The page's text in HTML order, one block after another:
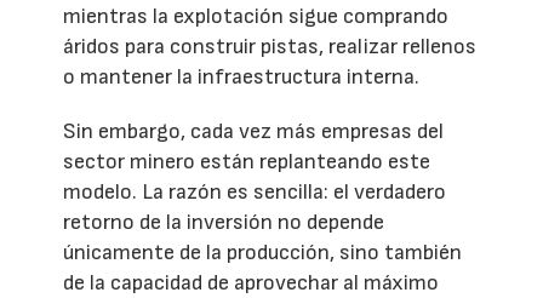
mientras la explotación sigue comprando
áridos para construir pistas, realizar rellenos
o mantener la infraestructura interna.
Sin embargo, cada vez más empresas del
sector minero están replanteando este
modelo. La razón es sencilla: el verdadero
retorno de la inversión no depende
únicamente de la producción, sino también
de la capacidad de aprovechar al máximo